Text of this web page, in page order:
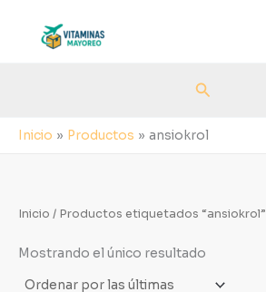
contenido
Buscar
Inicio Productos ansiokrol
Inicio / Productos etiquetados “ansiokrol”
Mostrando el único resultado